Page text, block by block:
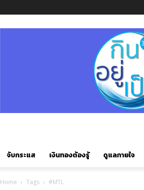
จับกระแส เงินทองต้องรู้ ดูแลกายใจ
Home Tags #MTL